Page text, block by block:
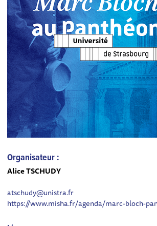
Organisateur :
Alice TSCHUDY
atschudy@unistra.fr
https://www.misha.fr/agenda/marc-bloch-